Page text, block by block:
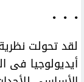
• • •
لقد تحولت
أيديولوجيا فى